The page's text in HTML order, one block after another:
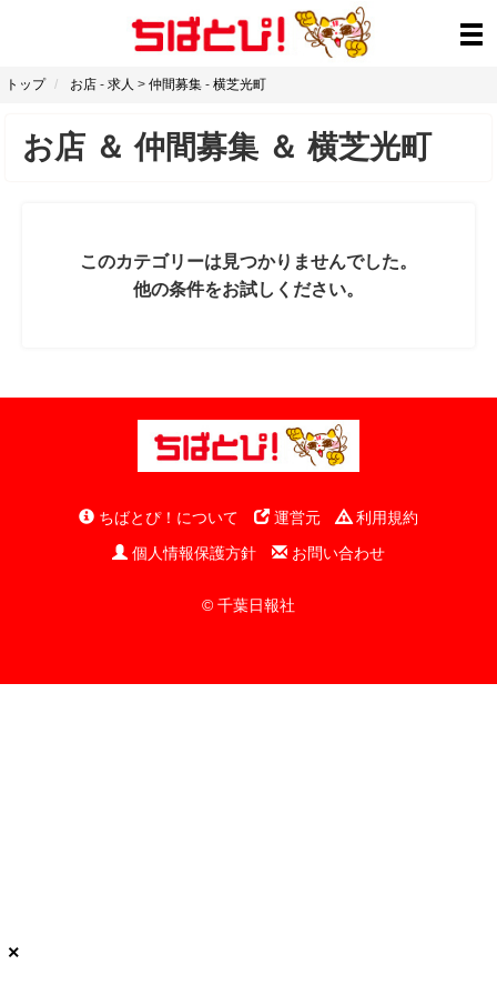
トップ お店 - 求人 > 仲間募集 - 横芝光町
お店 ＆仲間募集 ＆ 横芝光町
このカテゴリーは見つかりませんでした。
他の条件をお試しください。
ちばとぴ！について 運営元
利用規約
個人情報保護方針
お問い合わせ
© 千葉日報社
×